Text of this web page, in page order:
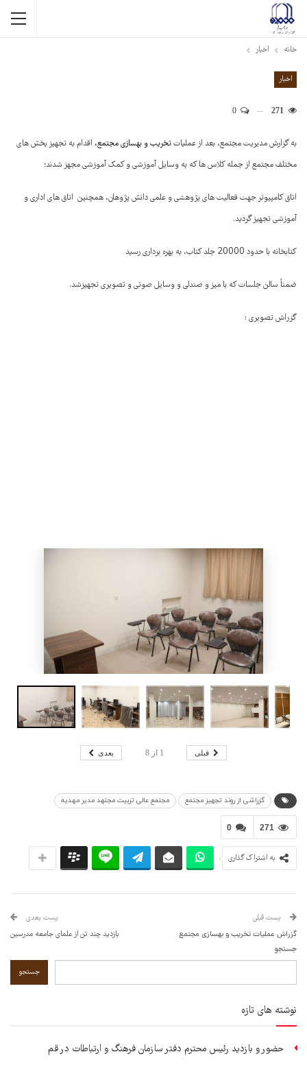
خانه اخبار
اخبار
271
به گزارش مدیریت مجتمع، بعد از عملیاتتخریب و بهسازی مجتمع، اقدام به تجهیز بخش های
مختلف مجتمع از جمله کلاس ها که به وسایل آموزشی و کمک آموزشی مجهز شدند؛
اتاق کامپیوتر جهت فعالیت های پژوهشی و علمی دانش پژوهان، همچنین اتاق های اداری و
آموزشی تجهیز گردید.
کتابخانه با حدود 20000 جلد کتاب، به بهره برداری رسید
ضمناً سالن جلسات که با میز و صندلی و وسایل صوتی و تصویری تجهیزشد.
گزراش تصویری :
قبلی 1 از8 بعدی
گزراشی از روند تجهیز مجتمع مجتمع عالی تربیت مجتهد مدیر مهدیه
0 271
به اشتراک گذاری
پست قبلی
گزراش عملیات تخریب و بهسازی مجتمع
پست بعدی
بازدید چند تن از علمای جامعه مدرسین
جستجو
جستجو
نوشته های تازه
حضور و بازدید رئیس محترم دفتر سازمان فرهنگ و ارتباطات در قم